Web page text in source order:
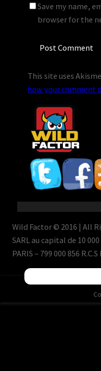
Save my name,
browser for the
This site uses
how your comment
Wild Factor © 2016 | All
SARL au capital de 10
PARIS – 799 000 856 R.C.S
Search